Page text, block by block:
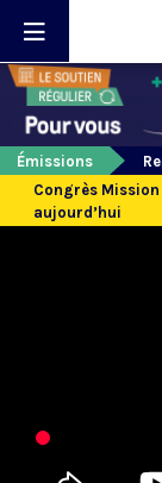
Émissions
Congrès
aujourd’hui